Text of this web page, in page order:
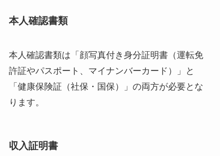
本人確認書類
本人確認書類は 「顔写真付き身分証明書（運転免
許証やパスポート、マイナンバーカード）」と
「健康保険証（社保・国保）」の両方が必要とな
ります。
収入証明書